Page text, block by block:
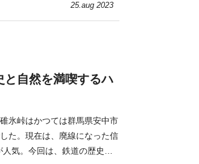
25.aug 2023
と自然を満喫するハ
氷峠はかつては群馬県安中市
た。現在は、廃線になった信
気。今回は、鉄道の歴史や